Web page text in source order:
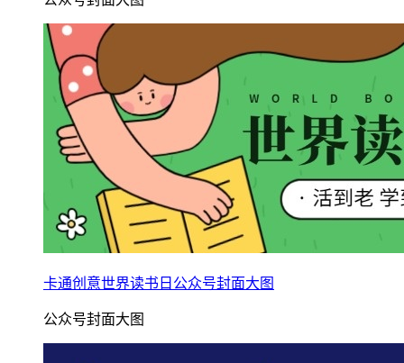
卡通创意世界读书日公众号封面大图
公众号封面大图